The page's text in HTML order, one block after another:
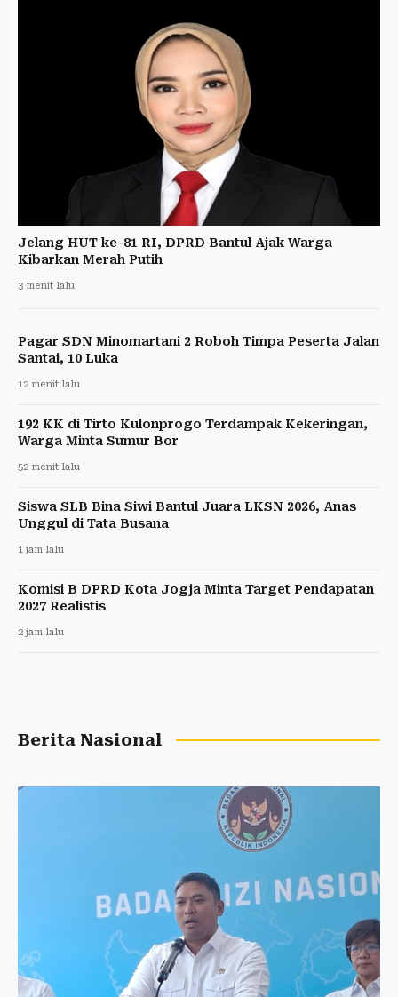
Jelang HUT ke-81 RI, DPRD Bantul Ajak Warga
Kibarkan Merah Putih
3 menit lalu
Pagar SDN Minomartani 2 Roboh Timpa Peserta Jalan
Santai, 10 Luka
12 menit lalu
192 KK di Tirto Kulonprogo Terdampak Kekeringan,
Warga Minta Sumur Bor
52 menit lalu
Siswa SLB Bina Siwi Bantul Juara LKSN 2026, Anas
Unggul di Tata Busana
1 jam lalu
Komisi B DPRD Kota Jogja Minta Target Pendapatan
2027 Realistis
2 jam lalu
Berita Nasional